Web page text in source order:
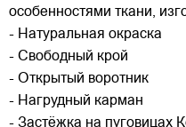
особенностями ткани,
- Натуральная окраска
- Свободный крой
- Открытый воротник
- Нагрудный карман
- Застёжка на пуговицах